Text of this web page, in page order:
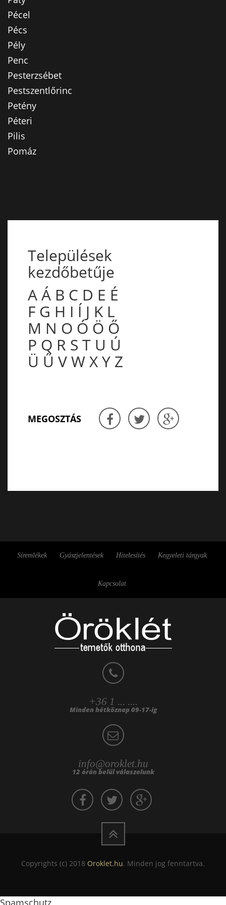
Pécel
Pécs
Pély
Penc
Pesterzsébet
Pestszentlőrinc
Petény
Péteri
Pilis
Pomáz
Települések
kezdőbetűje
AÁ B C D E É
F G H I Í J K L
M N O Ó Ö Ő
P Q R S T U Ú
Ü Ű VWXY Z
MEGOSZTÁS
Síremlékek Gyászjelentések Hitelesítés Kegyeleti tárgyak
Kapcsolat
+36 1 ... ....
Minden hétköznap 09-17-ig
info@oroklet.hu
12 órán belül válaszolunk
Copyrights (c) 2018 Oroklet.hu. Minden jog fenntartva.
Spamschutz